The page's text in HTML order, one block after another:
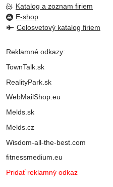
Katalog a zoznam firiem
E-shop
Celosvetový katalog firiem
Reklamné odkazy:
TownTalk.sk
RealityPark.sk
WebMailShop.eu
Melds.sk
Melds.cz
Wisdom-all-the-best.com
fitnessmedium.eu
Pridať reklamný odkaz